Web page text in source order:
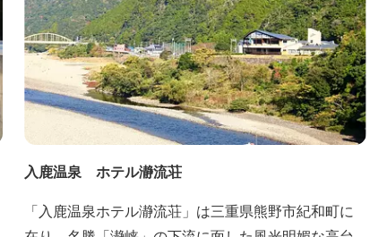
入鹿温泉 ホテル瀞流荘
「入鹿温泉ホテル瀞流荘」は三重県熊野市紀和町に